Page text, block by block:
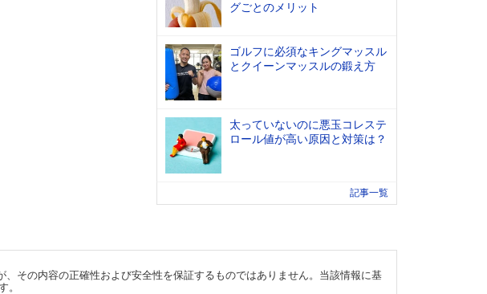
グごとのメリット
ゴルフに必須なキングマッスル
とクイーンマッスルの鍛え方
太っていないのに悪玉コレステ
ロール値が高い原因と対策は？
記事一覧
その内容の正確性および安全性を保証するものではありません。当該情報に基
。